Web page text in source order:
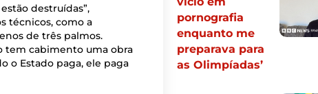
destruídas”,
técnicos, como a
de três palmos.
tem cabimento uma obra
o Estado paga, ele paga
pornografia
enquanto me
preparava para
as Olimpíadas’